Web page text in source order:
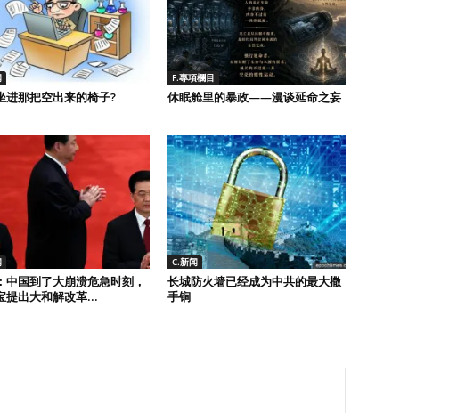
进那把空出来的椅子?
F.專項欄目
休眠舱里的暴政——漫谈延命之妄
中国到了大崩溃危急时刻，
提出大和解改革...
C.新闻
长城防火墙已经成为中共的最大撒
手锏